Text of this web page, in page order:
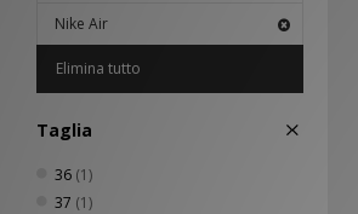
Nike Air
Elimina tutto
Taglia
36 (1)
37 (1)